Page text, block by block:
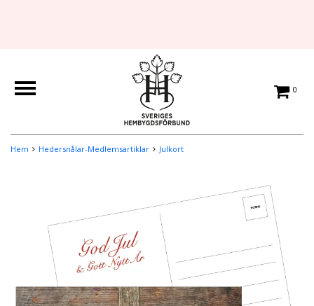
0
Hem Hedersnålar-Medlemsartiklar Julkort